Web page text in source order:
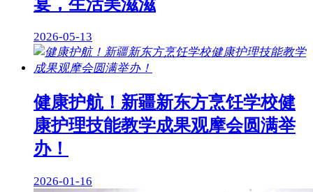
宴，生活美滋滋
2026-05-13
健康护航！新疆新东方烹饪学校健
康护理技能教学成果观摩会圆满举
办！
2026-01-16